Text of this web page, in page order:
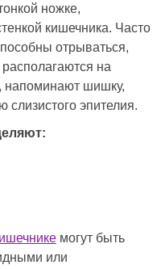
ножке,
кишечника. Часто
отрываться,
на
напоминают шишку,
эпителия.
могут быть
или